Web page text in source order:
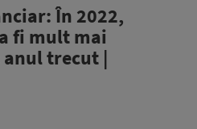
În 2022,
fi mult mai
anul trecut |